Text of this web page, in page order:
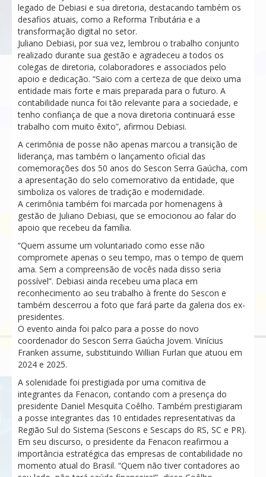
legado de Debiasi e sua diretoria, destacando também os
desafios atuais, como a Reforma Tributária e a
transformação digital no setor.
Juliano Debiasi, por sua vez, lembrou o trabalho conjunto
realizado durante sua gestão e agradeceu a todos os
colegas de diretoria, colaboradores e associados pelo
apoio e dedicação. “Saio com a certeza de que deixo uma
entidade mais forte e mais preparada para o futuro. A
contabilidade nunca foi tão relevante para a sociedade, e
tenho confiança de que a nova diretoria continuará esse
trabalho com muito êxito”, afirmou Debiasi.
A cerimônia de posse não apenas marcou a transição de
liderança, mas também o lançamento oficial das
comemorações dos 50 anos do Sescon Serra Gaúcha, com
a apresentação do selo comemorativo da entidade, que
simboliza os valores de tradição e modernidade.
A cerimônia também foi marcada por homenagens à
gestão de Juliano Debiasi, que se emocionou ao falar do
apoio que recebeu da família.
“Quem assume um voluntariado como esse não
compromete apenas o seu tempo, mas o tempo de quem
ama. Sem a compreensão de vocês nada disso seria
possível”. Debiasi ainda recebeu uma placa em
reconhecimento ao seu trabalho à frente do Sescon e
também descerrou a foto que fará parte da galeria dos ex-
presidentes.
O evento ainda foi palco para a posse do novo
coordenador do Sescon Serra Gaúcha Jovem. Vinícius
Franken assume, substituindo Willian Furlan que atuou em
2024 e 2025.
A solenidade foi prestigiada por uma comitiva de
integrantes da Fenacon, contando com a presença do
presidente Daniel Mesquita Coêlho. Também prestigiaram
a posse integrantes das 10 entidades representativas da
Região Sul do Sistema (Sescons e Sescaps do RS, SC e PR).
Em seu discurso, o presidente da Fenacon reafirmou a
importância estratégica das empresas de contabilidade no
momento atual do Brasil. “Quem não tiver contadores ao